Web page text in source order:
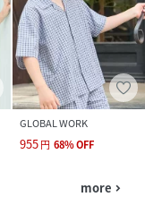
GLOBAL WORK
955円 68%OFF
more navigate_next